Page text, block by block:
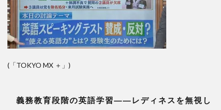
(「TOKYO MX ＋」)
義務教育段階の英語学習―― レディネスを無視し